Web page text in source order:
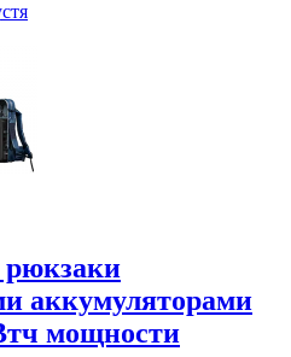
рюкзаки
аккумуляторами
мощности